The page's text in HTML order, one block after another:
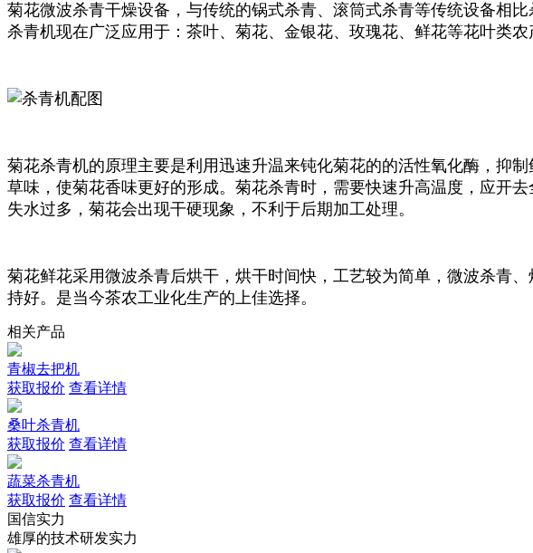
菊花微波杀青干燥设备，与传统的锅式杀青、滚筒式杀青等传统设备相
杀青机现在广泛应用于：茶叶、菊花、金银花、玫瑰花、鲜花等花叶类农
菊花杀青机的原理主要是利用迅速升温来钝化菊花的的活性氧化酶，抑
草味，使菊花香味更好的形成。菊花杀青时，需要快速升高温度，应开
失水过多，菊花会出现干硬现象，不利于后期加工处理。
菊花鲜花采用微波杀青后烘干，烘干时间快，工艺较为简单，微波杀青
持好。是当今茶农工业化生产的上佳选择。
相关产品
青椒去把机
获取报价 查看详情
桑叶杀青机
获取报价 查看详情
蔬菜杀青机
获取报价 查看详情
国信实力
雄厚的技术研发实力